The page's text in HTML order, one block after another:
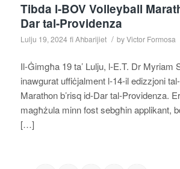
Tibda l-BOV Volleyball
Dar tal-Providenza
Lulju 19, 2024 fiAħbarijiet / byVictor Formosa
Il‑Ġimgħa 19 ta’ Lulju, l‑E.T. Dr Myriam
inawgurat uffiċjalment l‑14‑il edizzjoni
Marathon b’risq id‑Dar tal‑Providenza.
magħżula minn fost sebgħin applikant,
[…]